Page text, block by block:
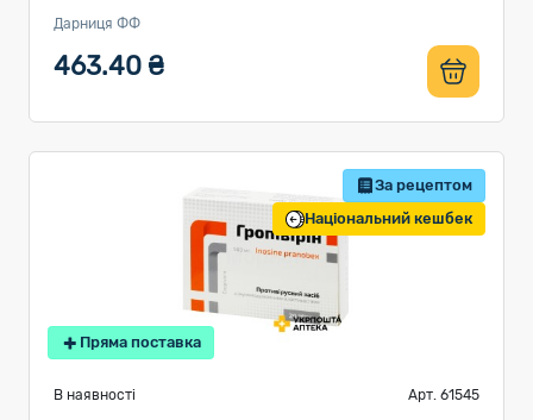
Дарниця ФФ
463.40 ₴
За рецептом
Національний кешбек
Пряма поставка
В наявності Арт. 61545